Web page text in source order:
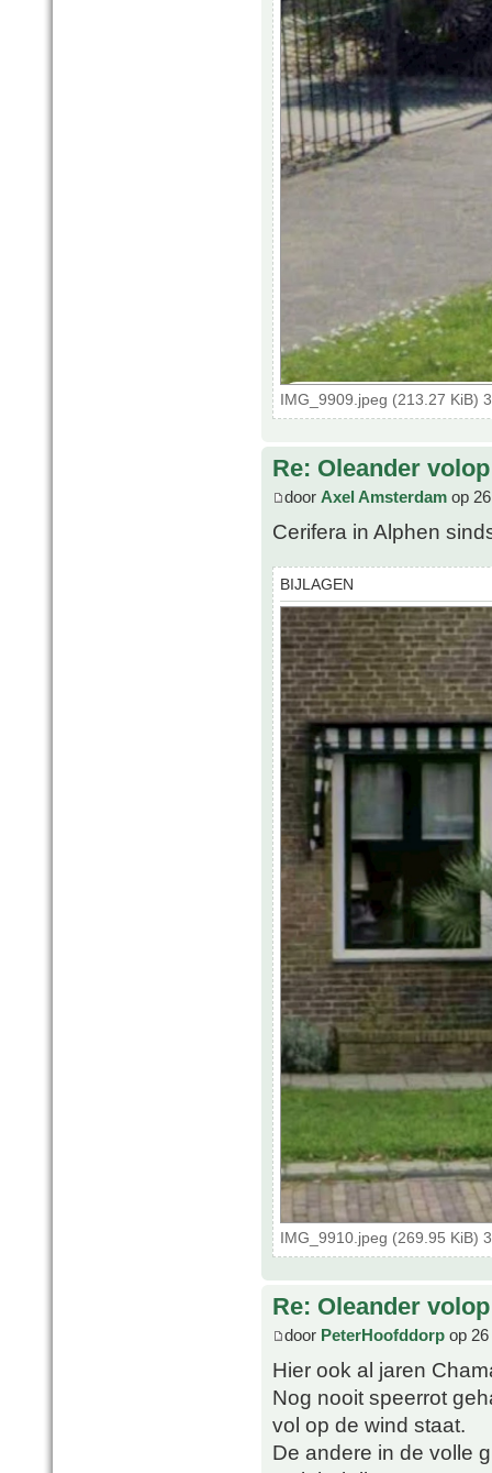
IMG_9909.jpeg (213.27 KiB)
Re: Oleander
door Axel Amsterdam op
Cerifera in Alphen
BIJLAGEN
IMG_9910.jpeg (269.95 KiB)
Re: Oleander
door PeterHoofddorp op
Hier ook al jaren
Nog nooit speerrot
vol op de wind staat.
De andere in de volle